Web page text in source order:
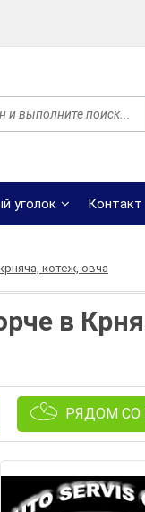
уголок Контакт
котеж, овча
в
РЯДОМ СО